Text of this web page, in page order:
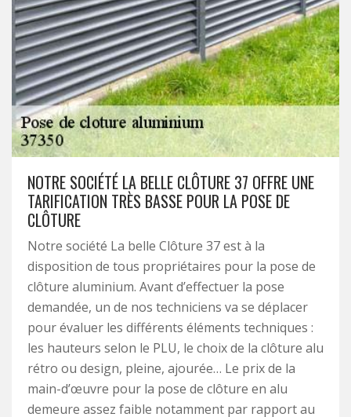
NOTRE SOCIÉTÉ LA BELLE CLÔTURE 37 OFFRE UNE
TARIFICATION TRÈS BASSE POUR LA POSE DE
CLÔTURE
Notre société La belle Clôture 37 est à la
disposition de tous propriétaires pour la pose de
clôture aluminium. Avant d’effectuer la pose
demandée, un de nos techniciens va se déplacer
pour évaluer les différents éléments techniques :
les hauteurs selon le PLU, le choix de la clôture alu
rétro ou design, pleine, ajourée… Le prix de la
main-d’œuvre pour la pose de clôture en alu
demeure assez faible notamment par rapport au